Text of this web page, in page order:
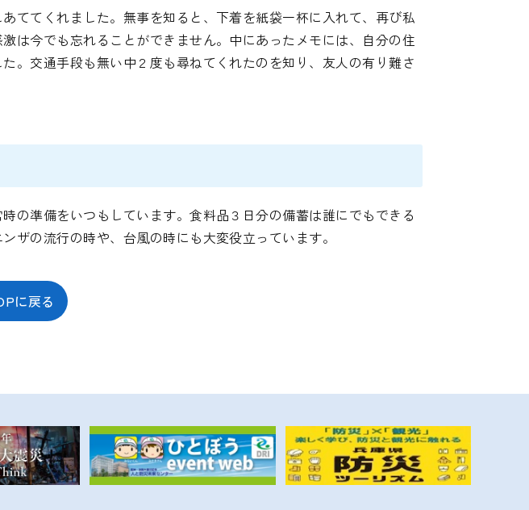
ててくれました。無事を知ると、下着を紙袋一杯に入れて、再び私
は今でも忘れることができません。中にあったメモには、自分の住
。交通手段も無い中２度も尋ねてくれたのを知り、友人の有り難さ
の準備をいつもしています。食料品３日分の備蓄は誰にでもできる
ザの流行の時や、台風の時にも大変役立っています。
に戻る